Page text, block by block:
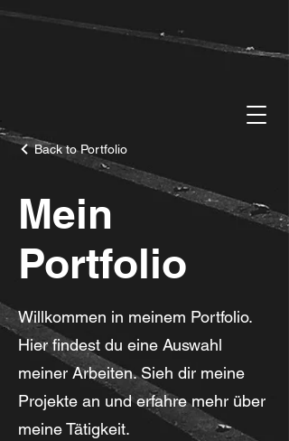
Back to Portfolio
Mein
Portfolio
Willkommen in meinem Portfolio.
Hier findest du eine Auswahl
meiner Arbeiten. Sieh dir meine
Projekte an und erfahre mehr über
meine Tätigkeit.